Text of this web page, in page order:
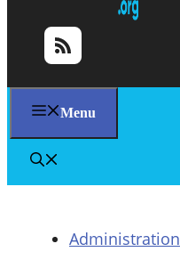
Menu
Administration